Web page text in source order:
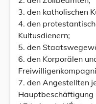
3. den katholischen
4. den
Kultusdienern;
5. den
6. den Korporälen
7. den Angestellten
Hauptbeschäftigung